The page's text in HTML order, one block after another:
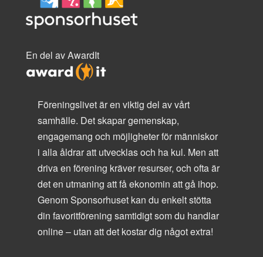
En del av AwardIt
Föreningslivet är en viktig del av vårt
samhälle. Det skapar gemenskap,
engagemang och möjligheter för människor
i alla åldrar att utvecklas och ha kul. Men att
driva en förening kräver resurser, och ofta är
det en utmaning att få ekonomin att gå ihop.
Genom Sponsorhuset kan du enkelt stötta
din favoritförening samtidigt som du handlar
online – utan att det kostar dig något extra!